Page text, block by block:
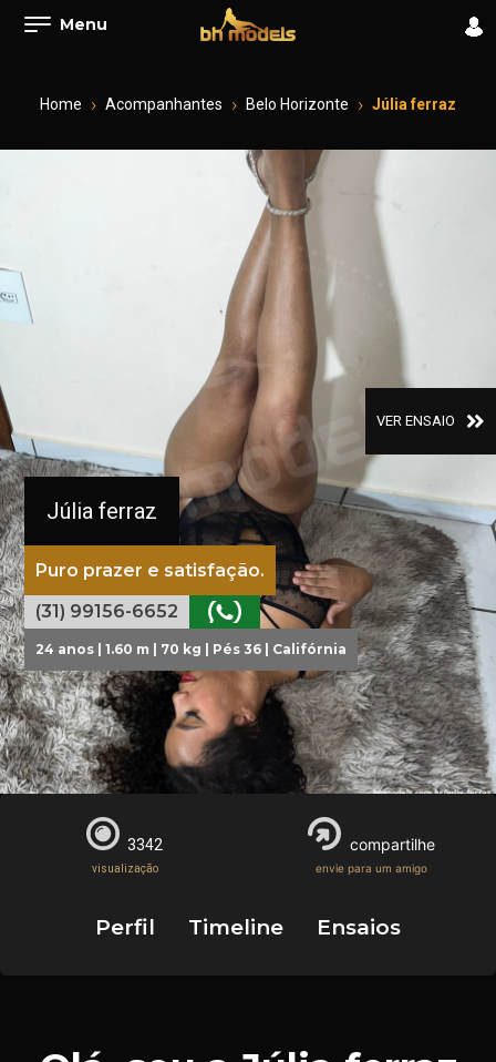
Menu
Home Acompanhantes Belo Horizonte Júlia ferraz
Júlia ferraz
Puro prazer e satisfação.
(31) 99156-6652
24 anos | 1.60 m | 70 kg | Pés 36 | Califórnia
VER ENSAIO
Perfil Timeline Ensaios
3342
visualização
compartilhe
envie para um amigo